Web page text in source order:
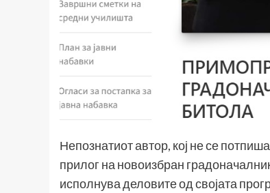
Непознатиот автор, кој не се
прилог на новоизбран
исполнува деловите од својата